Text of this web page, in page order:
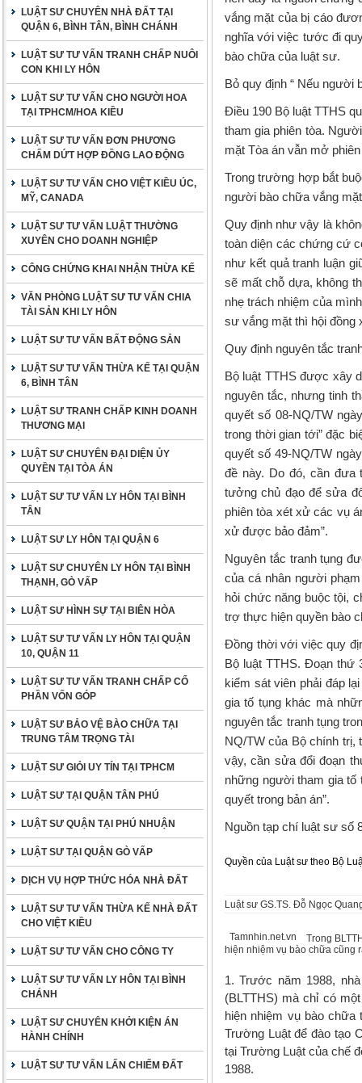
LUẬT SƯ CHUYÊN NHÀ ĐẤT TẠI
QUẬN 6, BÌNH TÂN, BÌNH CHÁNH
LUẬT SƯ TƯ VẤN TRANH CHẤP NUÔI
CON KHI LY HÔN
LUẬT SƯ TƯ VẤN CHO NGƯỜI HOA
TẠI TPHCM/HOA KIỀU
LUẬT SƯ TƯ VẤN ĐƠN PHƯƠNG
CHẤM DỨT HỢP ĐỒNG LAO ĐỘNG
LUẬT SƯ TƯ VẤN CHO VIỆT KIỀU ÚC,
MỸ, CANADA
LUẬT SƯ TƯ VẤN LUẬT THƯỜNG
XUYÊN CHO DOANH NGHIỆP
CÔNG CHỨNG KHAI NHẬN THỪA KẾ
VĂN PHÒNG LUẬT SƯ TƯ VẤN CHIA
TÀI SẢN KHI LY HÔN
LUẬT SƯ TƯ VẤN BẤT ĐỘNG SẢN
LUẬT SƯ TƯ VẤN THỪA KẾ TẠI QUẬN
6, BÌNH TÂN
LUẬT SƯ TRANH CHẤP KINH DOANH
THƯƠNG MẠI
LUẬT SƯ CHUYÊN ĐẠI DIỆN ỦY
QUYỀN TẠI TÒA ÁN
LUẬT SƯ TƯ VẤN LY HÔN TẠI BÌNH
TÂN
LUẬT SƯ LY HÔN TẠI QUẬN 6
LUẬT SƯ CHUYÊN LY HÔN TẠI BÌNH
THẠNH, GÒ VẤP
LUẬT SƯ HÌNH SỰ TẠI BIÊN HÒA
LUẬT SƯ TƯ VẤN LY HÔN TẠI QUẬN
10, QUẬN 11
LUẬT SƯ TƯ VẤN TRANH CHẤP CỐ
PHẦN VỐN GÓP
LUẬT SƯ BẢO VỆ BÀO CHỮA TẠI
TRUNG TÂM TRỌNG TÀI
LUẬT SƯ GIỎI UY TÍN TẠI TPHCM
LUẬT SƯ TẠI QUẬN TÂN PHÚ
LUẬT SƯ QUẬN TẠI PHÚ NHUẬN
LUẬT SƯ TẠI QUẬN GÒ VẤP
DỊCH VỤ HỢP THỨC HÓA NHÀ ĐẤT
LUẬT SƯ TƯ VẤN THỪA KẾ NHÀ ĐẤT
CHO VIỆT KIỀU
LUẬT SƯ TƯ VẤN CHO CÔNG TY
LUẬT SƯ TƯ VẤN LY HÔN TẠI BÌNH
CHÁNH
LUẬT SƯ CHUYÊN KHỞI KIỆN ÁN
HÀNH CHÍNH
LUẬT SƯ TƯ VẤN LẤN CHIẾM ĐẤT
vắng mặt của bị cáo
nghĩa với việc tước đi
bào chữa của luật sư.
Bỏ quy định “ Nếu người
Điều 190 Bộ luật TTHS
tham gia phiên tòa.
mặt Tòa án vẫn mở
Trong trường hợp bắt
người bào chữa vắng
Quy định như vậy là
toàn diện các chứng cứ
như kết quả tranh luận
sẽ mất chỗ dựa, không
nhẹ trách nhiệm của
sư vắng mặt thì hội đồng
Quy định nguyên tắc
Bộ luật TTHS được xây
nguyên tắc, nhưng tinh
quyết số 08-NQ/TW
trong thời gian tới” đặc
quyết số 49-NQ/TW
đề này. Do đó, cần đưa
tưởng chủ đạo để sửa
phiên tòa xét xử các vụ
xử được bảo đảm”.
Nguyên tắc tranh tụng
của cá nhân người
hỏi chức năng buộc tội,
trợ thực hiện quyền bào
Đồng thời với việc quy
Bộ luật TTHS. Đoạn thứ
kiểm sát viên phải đáp
gia tố tụng khác mà
nguyên tắc tranh tụng
NQ/TW của Bộ chính trị,
vậy, cần sửa đổi đoạn
những người tham gia tố
quyết trong bản án”.
Nguồn tạp chí luật sư số
Quyền của Luật sư theo Bộ
Luật sư GS.TS. Đỗ Ngọc
Tamnhin.net.vn
Trong
hiện nhiệm vụ bào chữa cũng
1. Trước năm 1988,
(BLTTHS) mà chỉ có
hiện nhiệm vụ bào
Trường Luật để đào tạo
tại Trường Luật của chế
1988.